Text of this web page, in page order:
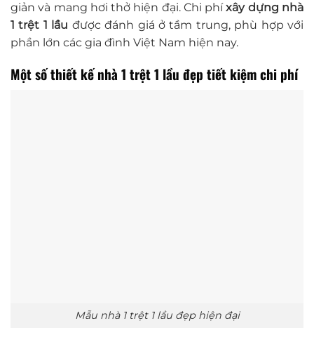
giản và mang hơi thở hiện đại. Chi phíxây dựng nhà
1 trệt 1 lầu được đánh giá ở tầm trung, phù hợp với
phần lớn các gia đình Việt Nam hiện nay.
Một số thiết kế nhà 1 trệt 1 lầu đẹp tiết kiệm chi phí
Mẫu nhà 1 trệt 1 lầu đẹp hiện đại